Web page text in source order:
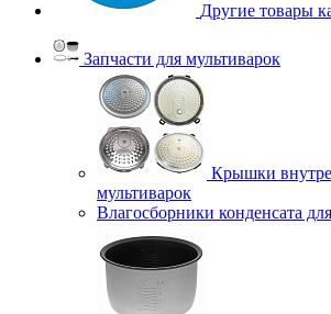
Другие товары
Запчасти для мультиварок
Крышки
мультиварок
Влагосборники конденсата